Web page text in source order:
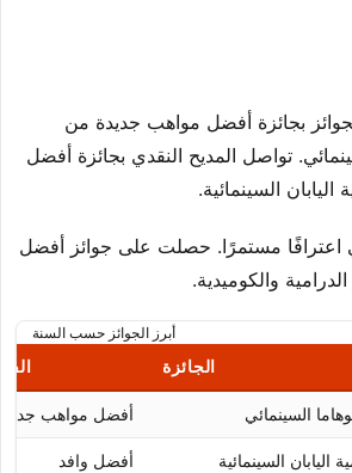
بجائزة أفضل مواهب جديدة من
تواصل المديح النقدي بجائزة أفضل
السينمائية.
اعترافًا مستمرًا. حصلت على جوائز أفضل
والكوميدية.
أبرز الجوائز حسب السنة
الجائزة
السينمائي أفضل مواهب
اليابان السينمائية أفضل وافد